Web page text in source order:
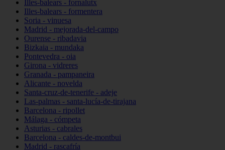
Illes-balears - fornalutx
Illes-balears - formentera
Soria - vinuesa
Madrid - mejorada-del-campo
Ourense - ribadavia
Bizkaia - mundaka
Pontevedra - oia
Girona - vidreres
Granada - pampaneira
Alicante - novelda
Santa-cruz-de-tenerife - adeje
Las-palmas - santa-lucía-de-tirajana
Barcelona - ripollet
Málaga - cómpeta
Asturias - cabrales
Barcelona - caldes-de-montbui
Madrid - rascafría